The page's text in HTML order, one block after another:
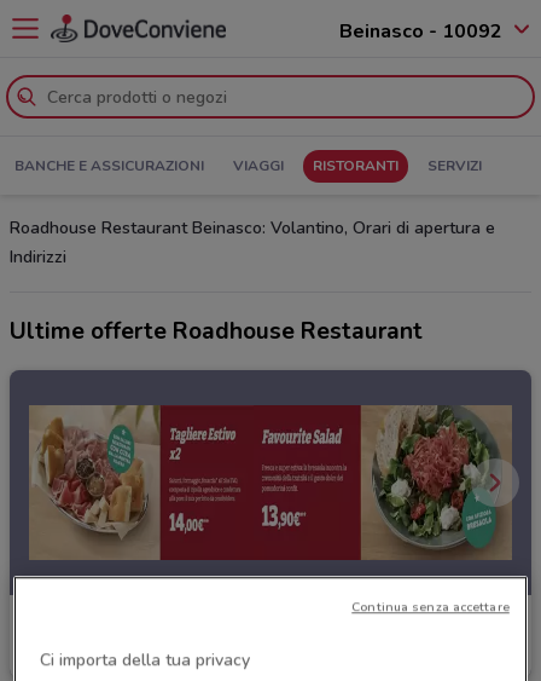
Beinasco - 10092
BANCHE E ASSICURAZIONI VIAGGI RISTORANTI SERVIZI
Roadhouse Restaurant Beinasco: Volantino, Orari di apertura e
Indirizzi
Ultime offerte Roadhouse Restaurant
Scade il 18/08
Ci importa della tua privacy
Continua senza accettare